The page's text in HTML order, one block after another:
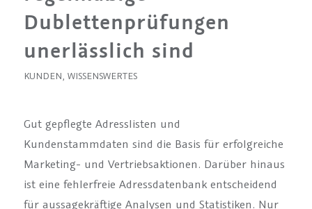
Dublettenprüfungen
unerlässlich sind
KUNDEN, WISSENSWERTES
Gut gepflegte Adresslisten und
Kundenstammdaten sind die Basis für erfolgreiche
Marketing- und Vertriebsaktionen. Darüber hinaus
ist eine fehlerfreie Adressdatenbank entscheidend
für aussagekräftige Analysen und Statistiken. Nur